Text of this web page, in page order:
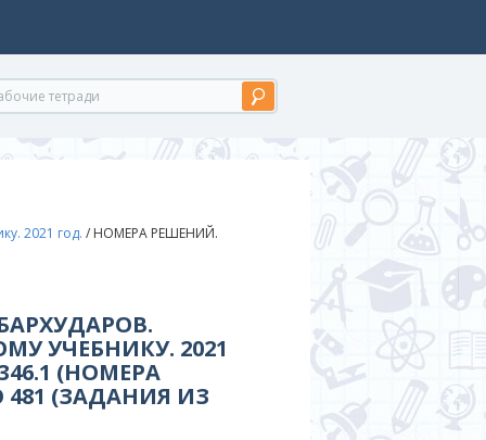
2021 год. / НОМЕРА РЕШЕНИЙ.
УЧЕБНИКУ. 2021
(НОМЕРА
(ЗАДАНИЯ ИЗ